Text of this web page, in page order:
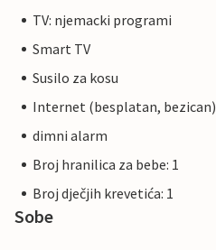
TV: njemacki programi
Smart TV
Susilo za kosu
Internet (besplatan, bezican)
dimni alarm
Broj hranilica za bebe: 1
Broj dječjih krevetića: 1
Sobe